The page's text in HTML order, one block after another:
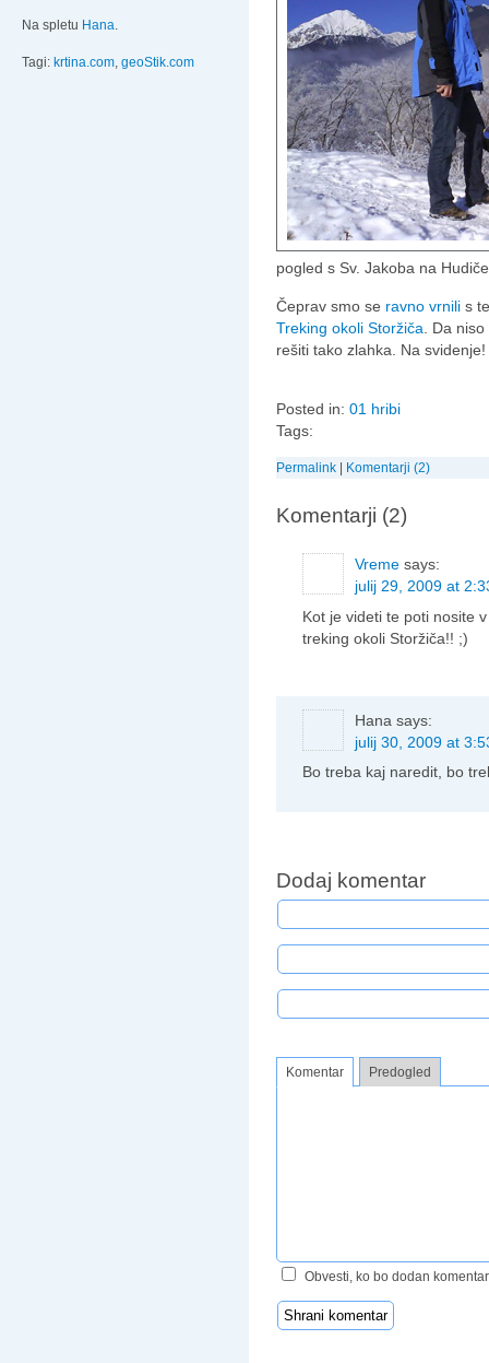
Na spletu Hana.
Tagi: krtina.com, geoStik.com
pogled s Sv. Jakoba na
Čeprav smo se ravno vrnili s
Treking okoli Storžiča . Da
rešiti tako zlahka. Na svidenje!
Posted in: 01 hribi
Tags:
Permalink Komentarji (2)
Komentarji (2)
Vreme says:
julij 29, 2009 at
Kot je videti te poti nosite
treking okoli Storžiča!! ;)
Hana says:
julij 30, 2009 at
Bo treba kaj naredit, bo
Dodaj komentar
Komentar Predogled
Obvesti, ko bo dodan komentar